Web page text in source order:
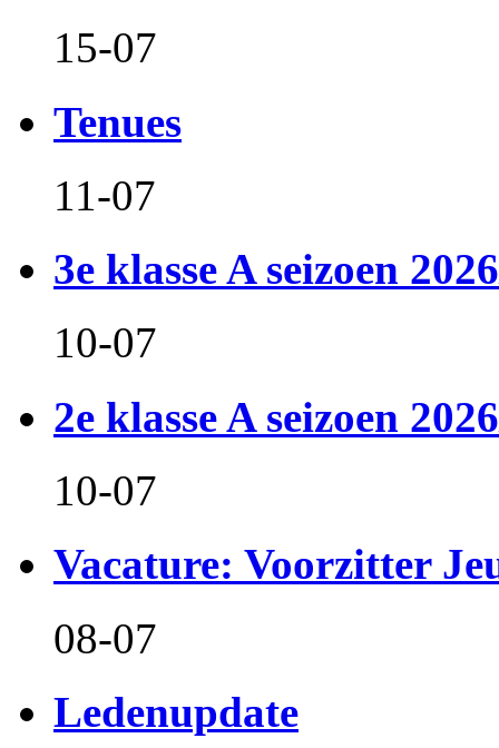
15-07
Tenues
11-07
3e klasse A seizoen
10-07
2e klasse A seizoen
10-07
Vacature: Voorzitter
08-07
Ledenupdate